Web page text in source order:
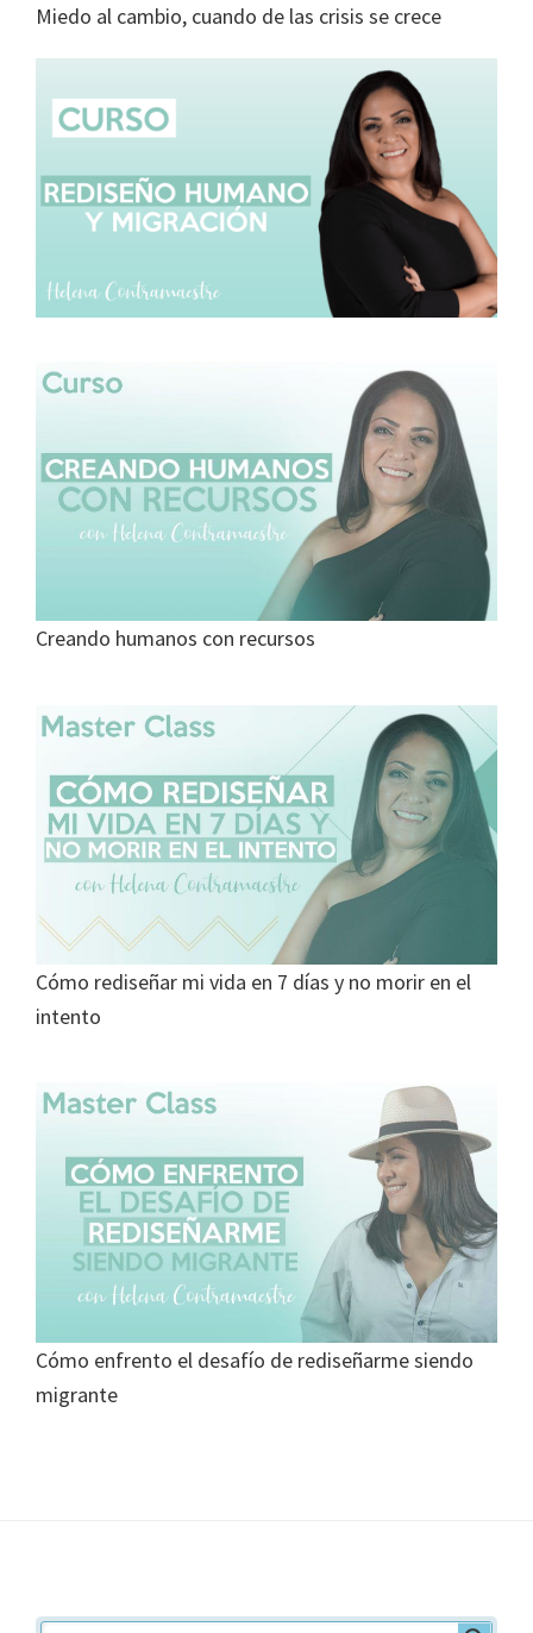
Miedo al cambio, cuando de las crisis se crece
Creando humanos con recursos
Cómo rediseñar mi vida en 7 días y no morir en el
intento
Cómo enfrento el desafío de rediseñarme siendo
migrante
Footer